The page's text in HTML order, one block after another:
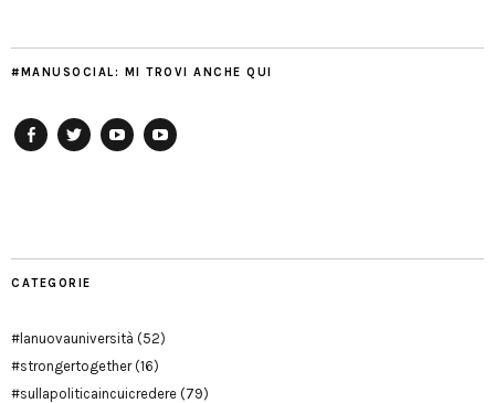
#MANUSOCIAL: MI TROVI ANCHE QUI
CATEGORIE
#lanuovauniversità (52)
#strongertogether(16)
#sullapoliticaincuicredere (79)